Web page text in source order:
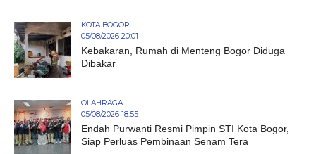
KOTA BOGOR
05/08/2026 20:01
Kebakaran, Rumah di Menteng Bogor Diduga
Dibakar
OLAHRAGA
05/08/2026 18:55
Endah Purwanti Resmi Pimpin STI Kota Bogor,
Siap Perluas Pembinaan Senam Tera